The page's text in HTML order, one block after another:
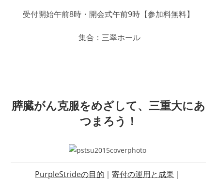
受付開始午前8時・開会式午前9時【参加料無料】
集合：三翠ホール
膵臓がん克服をめざして、三重大にあ
つまろう！
PurpleStrideの目的 ｜寄付の運用と成果 ｜